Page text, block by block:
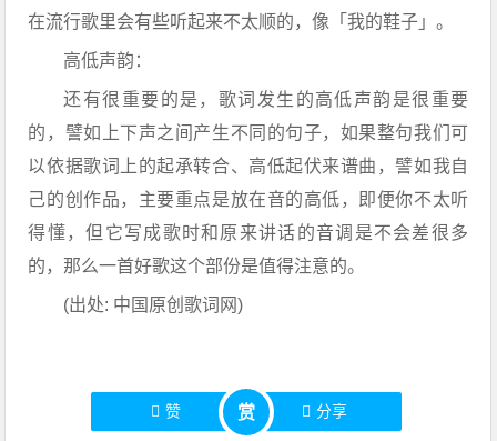
在流行歌里会有些听起来不太顺的，像「我的鞋子」。
高低声韵：
还有很重要的是，歌词发生的高低声韵是很重要
的，譬如上下声之间产生不同的句子，如果整句我们可
以依据歌词上的起承转合、高低起伏来谱曲，譬如我自
己的创作品，主要重点是放在音的高低，即便你不太听
得懂，但它写成歌时和原来讲话的音调是不会差很多
的，那么一首好歌这个部份是值得注意的。
(出处: 中国原创歌词网)
赞 赏 分享